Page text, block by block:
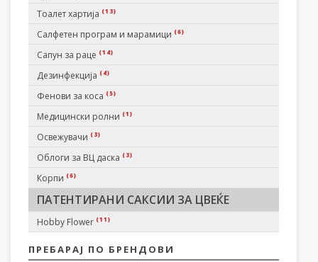
Тоалет хартија (13)
Салфетен програм и марамици (6)
Сапун за раце (14)
Дезинфекција (4)
Фенови за коса (5)
Медицински ролни (1)
Освежувачи (3)
Облоги за ВЦ даска (3)
Корпи (6)
ПАТЕНТИРАНИ САКСИИ ЗА ЦВЕЌЕ
Hobby Flower (11)
ПРЕБАРАЈ ПО БРЕНДОВИ